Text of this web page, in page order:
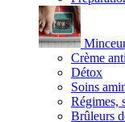
Crème
Détox
Soins
Régimes,
Brûleurs